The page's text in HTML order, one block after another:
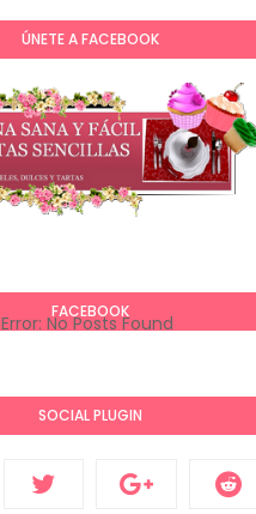
ÚNETE A FACEBOOK
FACEBOOK
Error: No Posts Found
SOCIAL PLUGIN